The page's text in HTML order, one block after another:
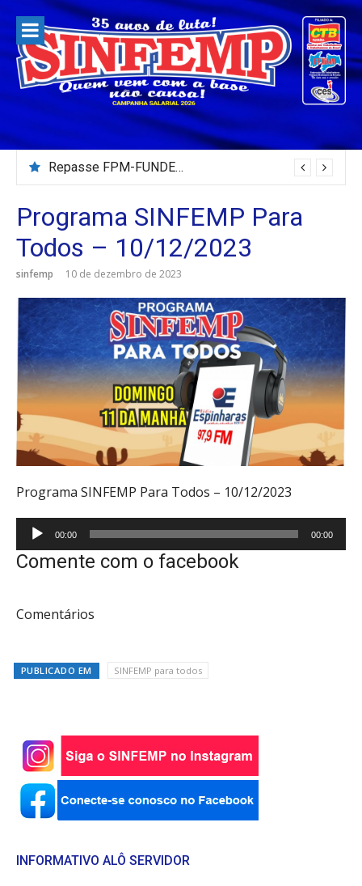
para
conteúdo
Repasse FPM-FUNDEB – Julho/2026
Programa SINFEMP Para
Todos – 10/12/2023
sinfemp 10 de dezembro de 2023
Programa SINFEMP Para Todos – 10/12/2023
Tocador
de
áudio
00:00 00:00
Comente com o facebook
Comentários
PUBLICADO EM SINFEMP para todos
INFORMATIVO ALÔ SERVIDOR